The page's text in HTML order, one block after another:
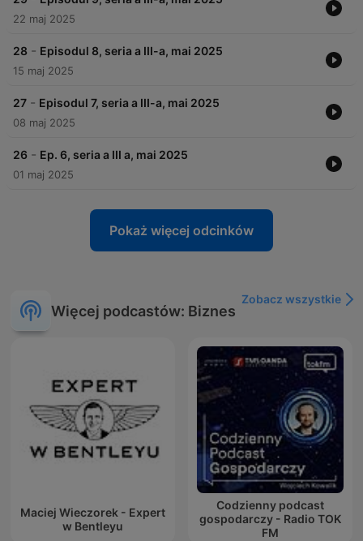
22 maj 2025
28 - Episodul 8, seria a III-a, mai 2025
15 maj 2025
27 - Episodul 7, seria a III-a, mai 2025
08 maj 2025
26 - Ep. 6, seria a III a, mai 2025
01 maj 2025
Pokaż więcej odcinków
Więcej podcastów: Biznes
Zobacz wszystkie
Maciej Wieczorek - Expert
w Bentleyu
Codzienny podcast
gospodarczy - Radio TOK
FM